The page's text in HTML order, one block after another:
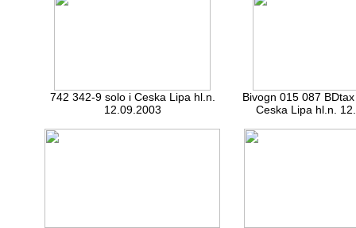
742 342-9 solo i Ceska Lipa hl.n.
12.09.2003
Bivogn 015 087
Ceska Lipa hl.n.